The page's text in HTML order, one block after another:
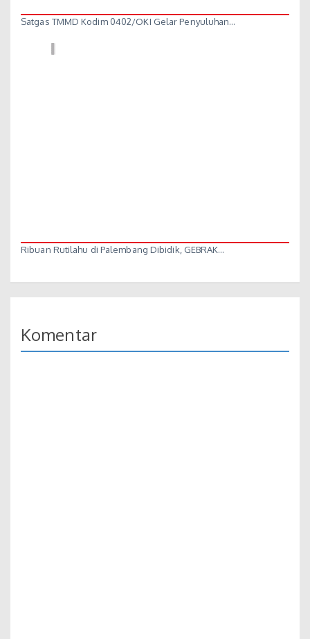
Satgas TMMD Kodim 0402/OKI Gelar Penyuluhan…
Ribuan Rutilahu di Palembang Dibidik, GEBRAK…
Komentar